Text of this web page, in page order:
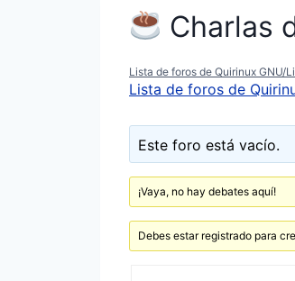
Charlas
Lista de foros de Quirinux GNU/
Lista de foros de
Este foro está vacío.
¡Vaya, no hay debates aquí!
Debes estar registrado para